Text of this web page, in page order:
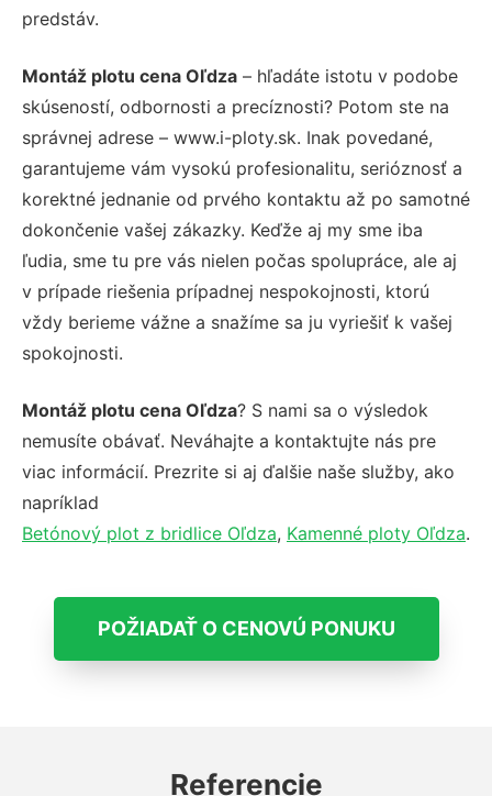
predstáv.
Montáž plotu cena Oľdza – hľadáte istotu v podobe
skúseností, odbornosti a precíznosti? Potom ste na
správnej adrese – www.i-ploty.sk. Inak povedané,
garantujeme vám vysokú profesionalitu, serióznosť a
korektné jednanie od prvého kontaktu až po samotné
dokončenie vašej zákazky. Keďže aj my sme iba
ľudia, sme tu pre vás nielen počas spolupráce, ale aj
v prípade riešenia prípadnej nespokojnosti, ktorú
vždy berieme vážne a snažíme sa ju vyriešiť k vašej
spokojnosti.
Montáž plotu cena Oľdza? S nami sa o výsledok
nemusíte obávať. Neváhajte a kontaktujte nás pre
viac informácií. Prezrite si aj ďalšie naše služby, ako
napríklad
Betónový plot z bridlice Oľdza, Kamenné ploty Oľdza.
POŽIADAŤ O CENOVÚ PONUKU
Referencie